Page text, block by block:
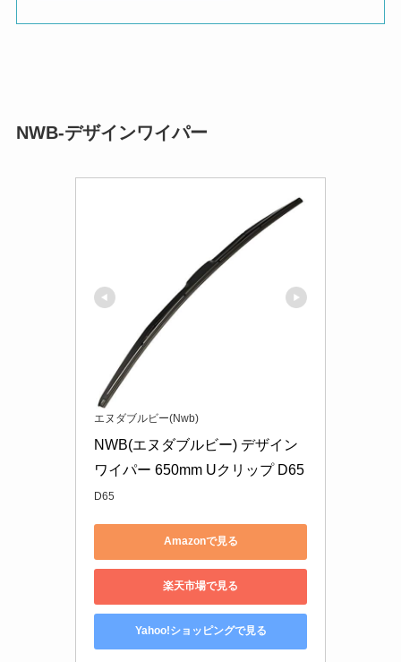
NWB-デザインワイパー
エヌダブルビー(Nwb)
NWB(エヌダブルビー) デザイン
ワイパー 650mm Uクリップ D65
D65
Amazonで見る
楽天市場で見る
Yahoo!ショッピングで見る